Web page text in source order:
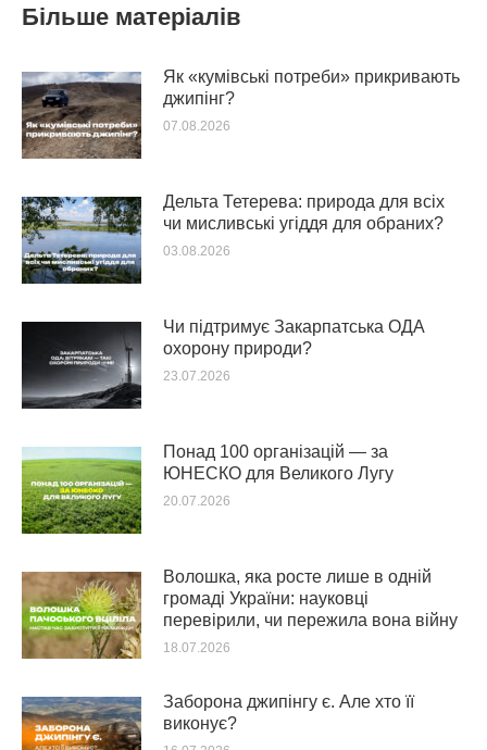
Більше матеріалів
Як «кумівські потреби» прикривають
джипінг?
07.08.2026
Дельта Тетерева: природа для всіх
чи мисливські угіддя для обраних?
03.08.2026
Чи підтримує Закарпатська ОДА
охорону природи?
23.07.2026
Понад 100 організацій — за
ЮНЕСКО для Великого Лугу
20.07.2026
Волошка, яка росте лише в одній
громаді України: науковці
перевірили, чи пережила вона війну
18.07.2026
Заборона джипінгу є. Але хто її
виконує?